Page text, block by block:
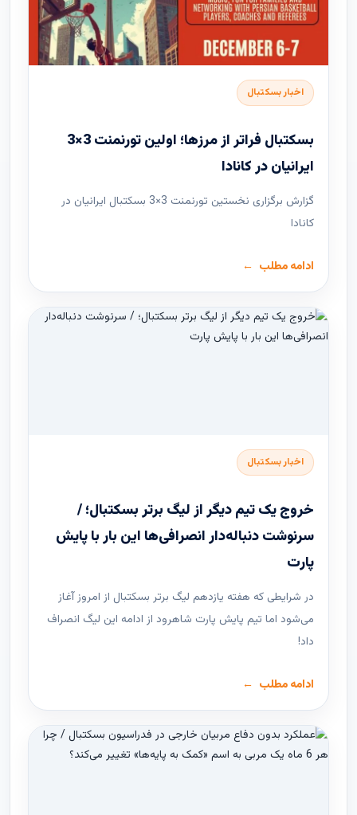
اخبار بسکتبال
بسکتبال فراتر از مرزها؛ اولین تورنمنت 3×3
ایرانیان در کانادا
گزارش برگزاری نخستین تورنمنت 3×3 بسکتبال ایرانیان در
کانادا
ادامه مطلب
اخبار بسکتبال
خروج یک تیم دیگر از لیگ برتر بسکتبال؛ /
سرنوشت دنباله‌دار انصرافی‌ها این بار با پایش
پارت
در شرایطی که هفته یازدهم لیگ ‌برتر بسکتبال از امروز آغاز
می‌شود اما تیم پایش پارت شاهرود از ادامه این لیگ انصراف
داد!
ادامه مطلب